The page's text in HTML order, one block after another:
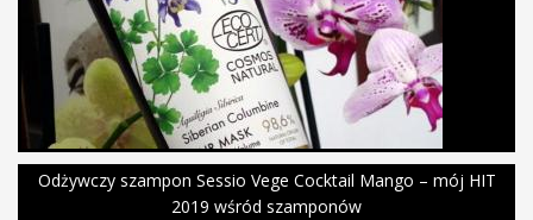
Odżywczy szampon Sessio Vege Cocktail Mango – mój HIT
2019 wśród szamponów